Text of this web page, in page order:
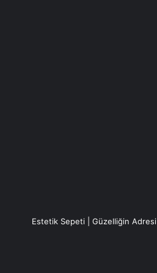
Estetik Sepeti | Güzelliğin Adresi